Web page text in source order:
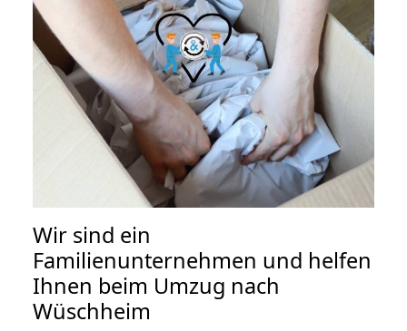
Wir sind ein
Familienunternehmen und helfen
Ihnen beim Umzug nach
Wüschheim